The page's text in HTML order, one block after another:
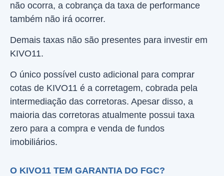
não ocorra, a cobrança da taxa de performance
também não irá ocorrer.
Demais taxas não são presentes para investir em
KIVO11.
O único possível custo adicional para comprar
cotas de KIVO11 é a corretagem, cobrada pela
intermediação das corretoras. Apesar disso, a
maioria das corretoras atualmente possui taxa
zero para a compra e venda de fundos
imobiliários.
O KIVO11 TEM GARANTIA DO FGC?